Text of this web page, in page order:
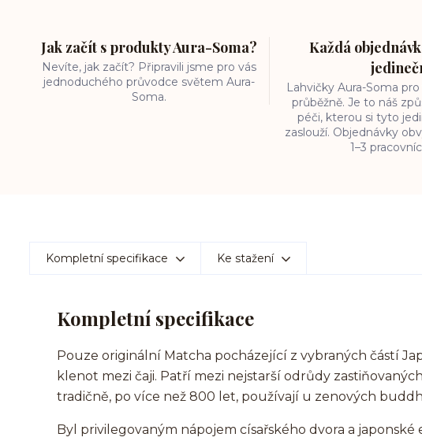
Jak začít s produkty Aura-Soma?
Nevíte, jak začít? Připravili jsme pro vás
jednoduchého průvodce světem Aura-
Soma.
Každá
Lahvičky Aura-Soma
průběžně. Je to náš
péči, kterou si tyto
zaslouží. Objednávky
1–3
Kompletní specifikace Ke stažení
Kompletní specifikace
Pouze originální Matcha pocházející z vybraných částí
klenot mezi čaji. Patří mezi nejstarší odrůdy
tradičně, po více než 800 let, používají u zenových
Byl privilegovaným nápojem císařského dvora a